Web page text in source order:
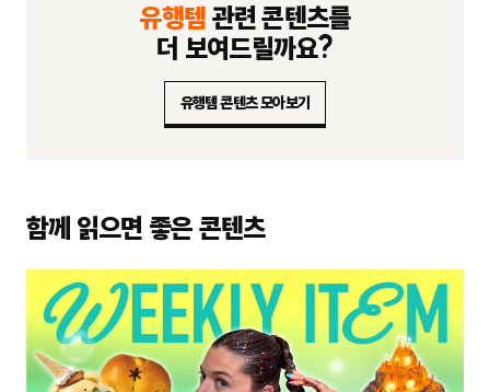
유행템 관련 콘텐츠를
더 보여드릴까요?
유행템 콘텐츠 모아보기
함께 읽으면 좋은 콘텐츠